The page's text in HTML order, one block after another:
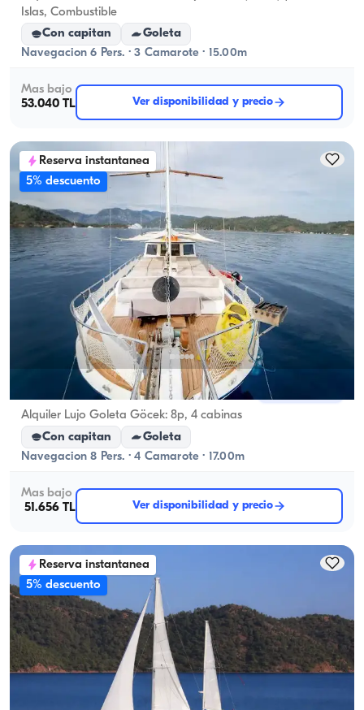
Islas, Combustible
Con capitan
Goleta
Navegacion 6 Pers. · 3 Camarote · 15.00m
Mas bajo
53.040 TL
Ver disponibilidad y precio
Reserva instantanea
5% descuento
Göcek, Muğla Barco nuevo
Alquiler Lujo Goleta Göcek: 8p, 4 cabinas
Con capitan
Goleta
Navegacion 8 Pers. · 4 Camarote · 17.00m
Mas bajo
51.656 TL
Ver disponibilidad y precio
Reserva instantanea
5% descuento